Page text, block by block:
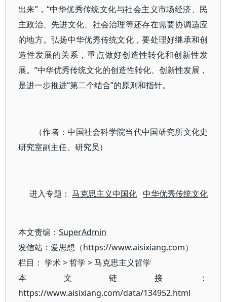
出来”，“中华优秀传统文化与社会主义市场经济、民
主政治、先进文化、社会治理等还存在需要协调适应
的地方。弘扬中华优秀传统文化，要处理好继承和创
造性发展的关系，重点做好创造性转化和创新性发
展。”中华优秀传统文化的创造性转化、创新性发展，
是进一步推进“第二个结合”的原则和指针。
（作者：中国社会科学院当代中国研究所文化史
研究室副主任、研究员）
进入专题：马克思主义中国化 中华优秀传统文化
本文责编： SuperAdmin
发信站：爱思想（https://www.aisixiang.com）
栏目： 学术>哲学 >马克思主义哲学
本文链接：
https://www.aisixiang.com/data/134952.html